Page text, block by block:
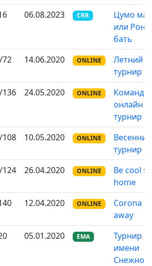
06.08.2023 CRR
Цумо
или Рона
бать
72 14.06.2020 ONLINE
Летний
турнир
136 24.05.2020 ONLINE
онлайн
турнир
108 10.05.2020 ONLINE
Весенний
турнир
124 26.04.2020 ONLINE
Be cool
home
12.04.2020 ONLINE
Corona
away
05.01.2020 EMA
Турнир
имени